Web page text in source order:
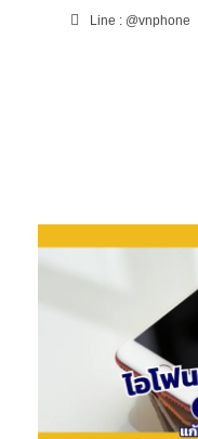
Line : @vnphone